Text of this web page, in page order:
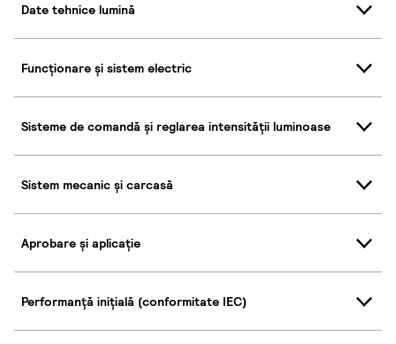
Date tehnice lumină
Funcționare și sistem electric
Sisteme de comandă și reglarea intensității luminoase
Sistem mecanic și carcasă
Aprobare și aplicație
Performanță inițială (conformitate IEC)